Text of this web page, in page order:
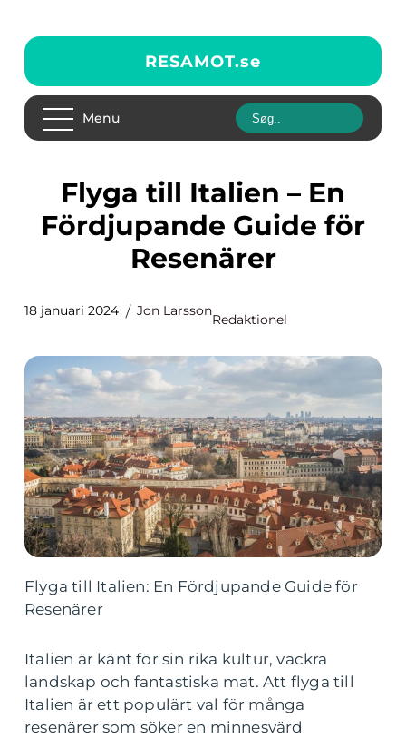
RESAMOT.se
Menu
Flyga till Italien – En
Fördjupande Guide för
Resenärer
18 januari 2024 Jon Larsson
Redaktionel
Flyga till Italien: En Fördjupande Guide för
Resenärer
Italien är känt för sin rika kultur, vackra
landskap och fantastiska mat. Att flyga till
Italien är ett populärt val för många
resenärer som söker en minnesvärd